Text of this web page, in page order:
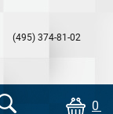
(495) 374-81-02
0